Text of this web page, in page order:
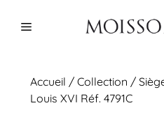
Menu
Accueil /Collection /
Louis XVI Réf. 4791C